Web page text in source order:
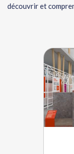
découvrir et